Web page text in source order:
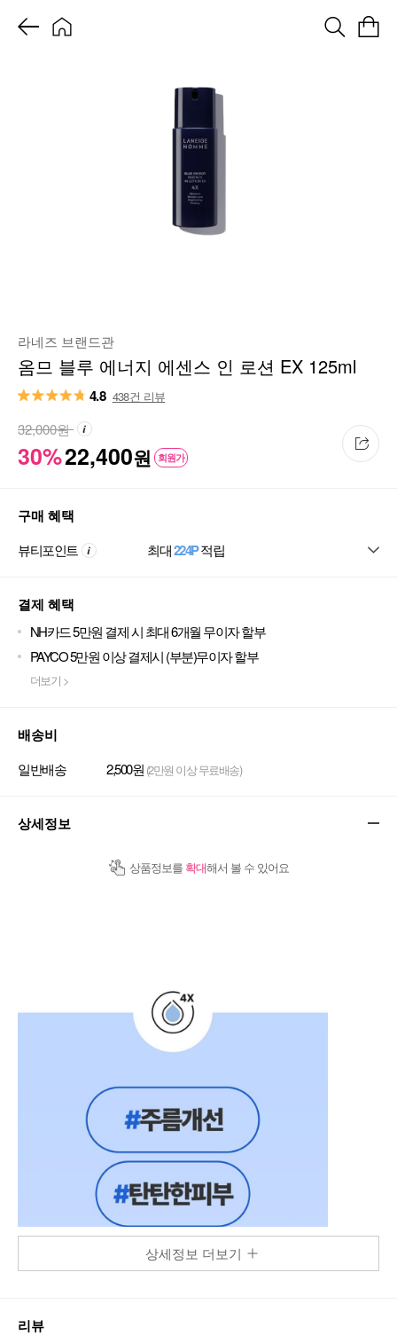
라네즈 브랜드관
옴므 블루 에너지 에센스 인 로션 EX 125ml
4.8 438건 리뷰
30%22,400원 회원가
32,000원
구매 혜택
뷰티포인트 최대224P적립
결제 혜택
NH카드 5만원 결제 시 최대 6개월 무이자 할부
PAYCO 5만원 이상 결제시 (부분)무이자 할부
더보기 >
배송비
일반배송 2,500원 (2만원 이상 무료배송)
상세정보
상품정보를 확대해서 볼 수 있어요
상세정보 더보기
리뷰